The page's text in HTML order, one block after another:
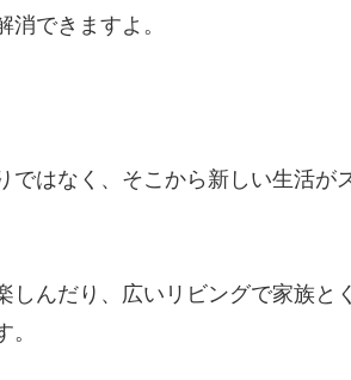
消できますよ。
ではなく、そこから新しい生活が
しんだり、広いリビングで家族と